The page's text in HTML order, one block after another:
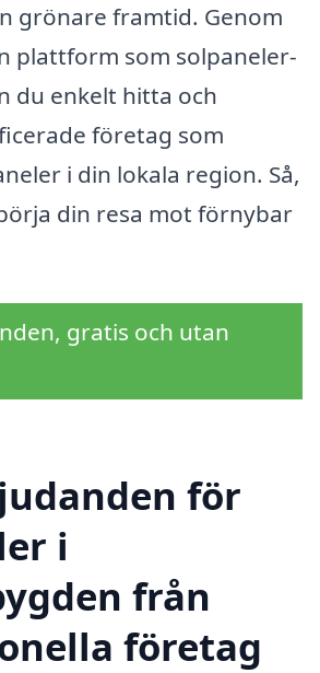
grönare framtid. Genom
plattform som solpaneler-
du enkelt hitta och
företag som
i din lokala region. Så,
din resa mot förnybar
gratis och utan
för
i
från
företag